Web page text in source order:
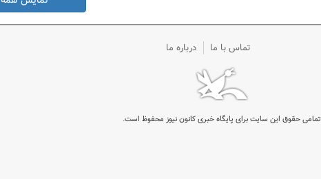
تماس با ما درباره ما
تمامی حقوق این سایت برای پایگاه خبری کانون نیوز محفوظ است.